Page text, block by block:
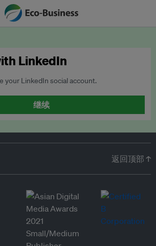
LinkedIn
your LinkedIn social account.
继续
返回顶部 ↑